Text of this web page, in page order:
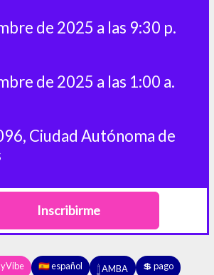
de 2025 a las 9:30 p.
de 2025 a las 1:00 a.
Ciudad Autónoma de
Inscribirme
🇪🇸 español 𓉶 AMBA 💲 pago